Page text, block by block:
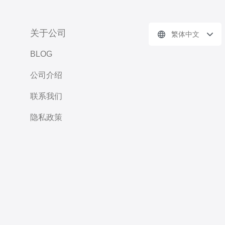
关于公司
BLOG
公司介绍
联系我们
隐私政策
繁体中文